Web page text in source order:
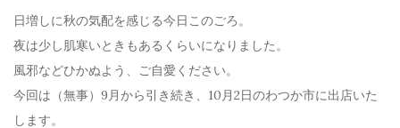
日増しに秋の気配を感じる今日このごろ。
夜は少し肌寒いときもあるくらいになりました。
風邪などひかぬよう、ご自愛ください。
今回は（無事）9月から引き続き、10月2日のわつか市に出店いた
します。